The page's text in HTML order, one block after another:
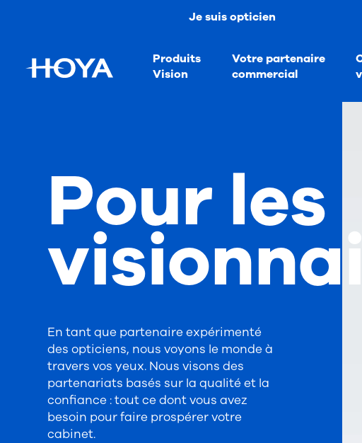
Je suis opticien
Produits
Vision
Votre partenaire
commercial
En tant que partenaire expérimenté
des opticiens, nous voyons le monde à
travers vos yeux. Nous visons des
partenariats basés sur la qualité et la
confiance : tout ce dont vous avez
besoin pour faire prospérer votre
cabinet.
Pour les